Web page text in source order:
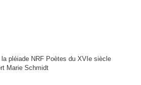
pléiade NRF Poètes du XVIe siècle
Marie Schmidt